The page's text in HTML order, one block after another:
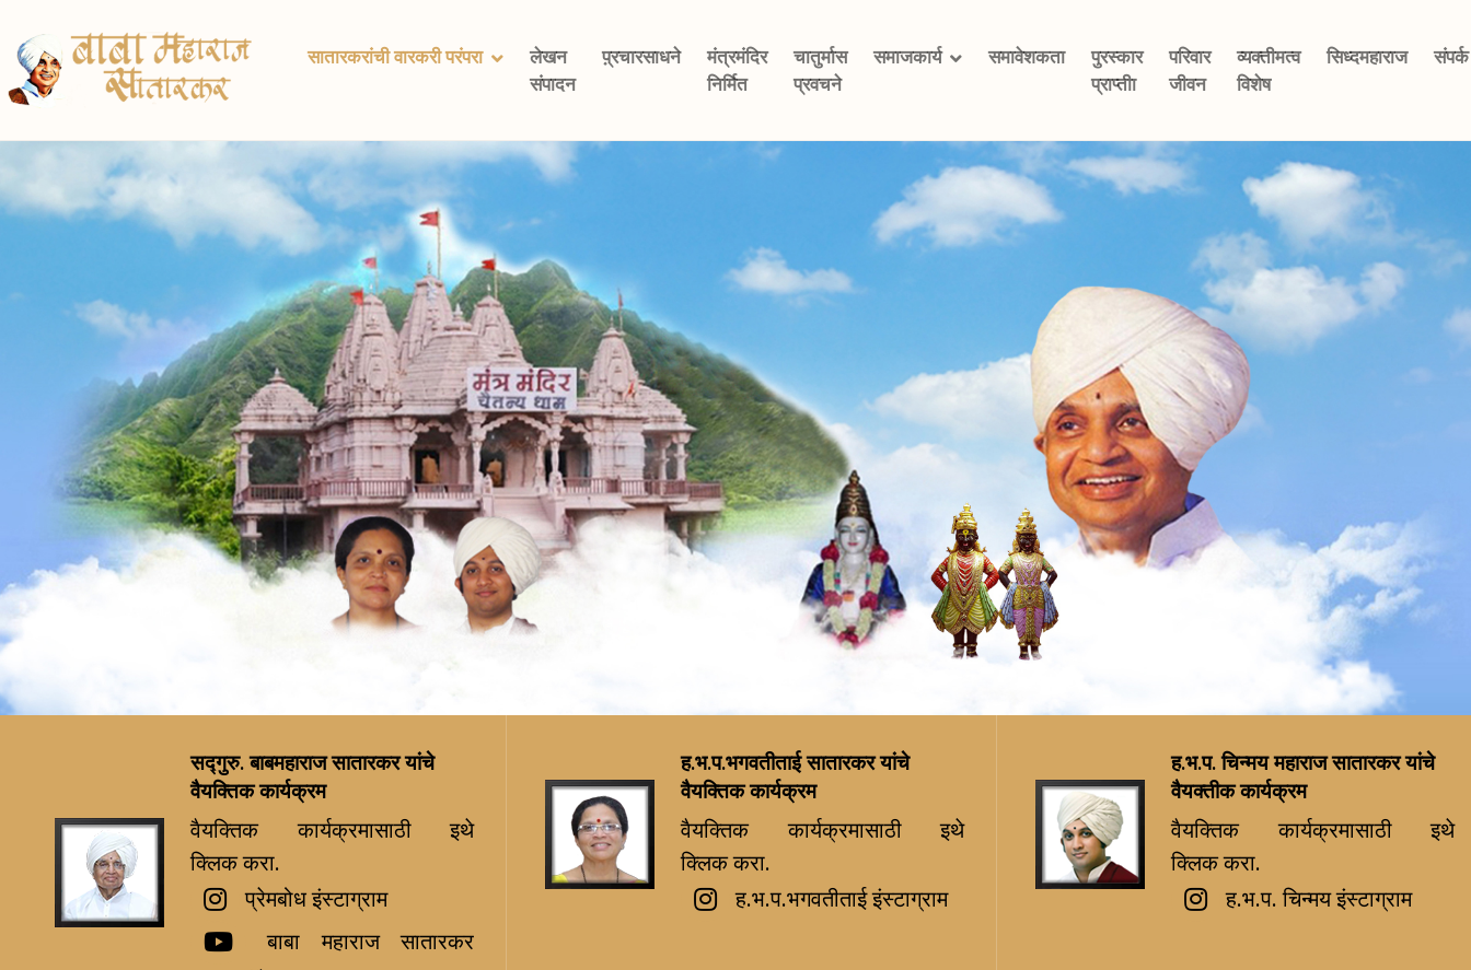
सातारकरांची वारकरी परंपरा
लेखन
संपादन
प़्रचारसाधने
मंत्रमंदिर
निर्मित
चातुर्मास
प्रवचने
समाजकार्य समावेशकता
पुरस्कार
प्राप्तीा
परिवार
जीवन
व्यक्तीमत्व
विशेष
सिध्दमहाराज संपर्क
सद्गुरु. बाबमहाराज सातारकर यांचे
वैयक्तिक कार्यक्रम
वैयक्तिक कार्यक्रमासाठी इथे
क्लिक करा.
प्रेमबोध इंस्टाग्राम
बाबा महाराज सातारकर
ह.भ.प.भगवतीताई सातारकर यांचे
वैयक्तिक कार्यक्रम
वैयक्तिक कार्यक्रमासाठी इथे
क्लिक करा.
ह.भ.प.भगवतीताई इंस्टाग्राम
ह.भ.प. चिन्मय महाराज सातारकर यांचे
वैयक्तीक कार्यक्रम
वैयक्तिक कार्यक्रमासाठी इथे
क्लिक करा.
ह.भ.प. चिन्मय इंस्टाग्राम